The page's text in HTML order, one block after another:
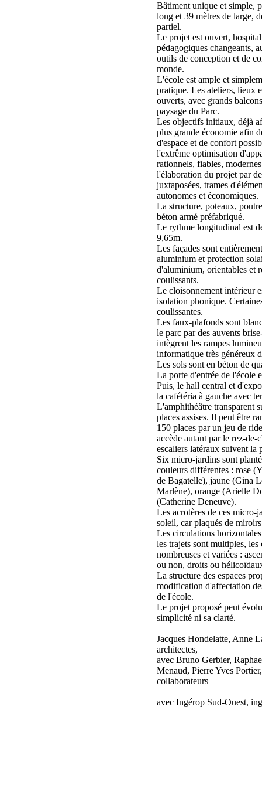
Bâtiment unique et simple,
long et 39 mètres de large,
partiel.
Le projet est ouvert,
pédagogiques changeants,
outils de conception et de
monde.
L'école est ample et
pratique. Les ateliers, lieux
ouverts, avec grands
paysage du Parc.
Les objectifs initiaux, déjà
plus grande économie afin
d'espace et de confort
l'extrême optimisation
rationnels, fiables,
l'élaboration du projet par
juxtaposées, trames
autonomes et économiques.
La structure, poteaux,
béton armé préfabriqué.
Le rythme longitudinal est
9,65m.
Les façades sont
aluminium et protection
d'aluminium, orientables et
coulissants.
Le cloisonnement intérieur
isolation phonique.
coulissantes.
Les faux-plafonds sont
le parc par des auvents
intègrent les rampes
informatique très généreux
Les sols sont en béton de
La porte d'entrée de l'école
Puis, le hall central et
la cafétéria à gauche avec
L'amphithéâtre transparent
places assises. Il peut être
150 places par un jeu de
accède autant par le rez-de-
escaliers latéraux suivent la
Six micro-jardins sont
couleurs différentes : rose
de Bagatelle), jaune (Gina
Marlène), orange (Arielle
(Catherine Deneuve).
Les acrotères de ces micro-
soleil, car plaqués de
Les circulations
les trajets sont multiples,
nombreuses et variées :
ou non, droits ou
La structure des espaces
modification d'affectation
de l'école.
Le projet proposé peut
simplicité ni sa clarté.
Jacques Hondelatte, Anne
architectes,
avec Bruno Gerbier,
Menaud, Pierre Yves
collaborateurs
avec Ingérop Sud-Ouest,